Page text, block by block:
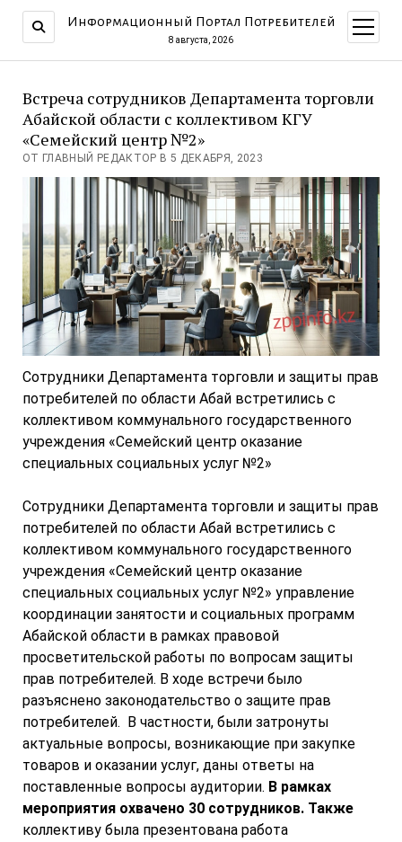
Информационный Портал Потребителей
8 августа, 2026
меню
Встреча сотрудников Департамента торговли
Абайской области с коллективом КГУ
«Семейский центр №2»
ОТ ГЛАВНЫЙ РЕДАКТОР В 5 ДЕКАБРЯ, 2023
Сотрудники Департамента торговли и защиты прав
потребителей по области Абай встретились с
коллективом коммунального государственного
учреждения «Семейский центр оказание
специальных социальных услуг №2»
Сотрудники Департамента торговли и защиты прав
потребителей по области Абай встретились с
коллективом коммунального государственного
учреждения «Семейский центр оказание
специальных социальных услуг №2» управление
координации занятости и социальных программ
Абайской области в рамках правовой
просветительской работы по вопросам защиты
прав потребителей. В ходе встречи было
разъяснено законодательство о защите прав
потребителей. В частности, были затронуты
актуальные вопросы, возникающие при закупке
товаров и оказании услуг, даны ответы на
поставленные вопросы аудитории. В рамках
мероприятия охвачено 30 сотрудников. Также
коллективу была презентована работа